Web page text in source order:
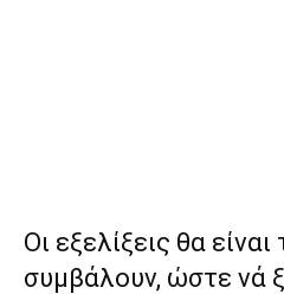
Οι εξελίξεις θα
συμβάλουν, ώστε νά